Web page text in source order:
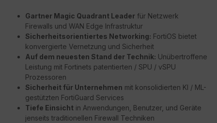
Gartner Magic Quadrant Leader für Netzwerk
Firewalls und WAN Edge Infrastruktur
Sicherheitsorientiertes Networking: FortiOS bietet
konvergierte Vernetzung und Sicherheit
Auf dem neuesten Stand der Technik: Unübertroffene
Leistung mit Fortinets patentierten / SPU / vSPU
Prozessoren
Sicherheit für Unternehmen mit konsolidierten KI / ML-
gestützten FortiGuard Services
Tiefe Einsicht in Anwendungen, Benutzer, und Geräte
jenseits traditionellen Firewall Techniken